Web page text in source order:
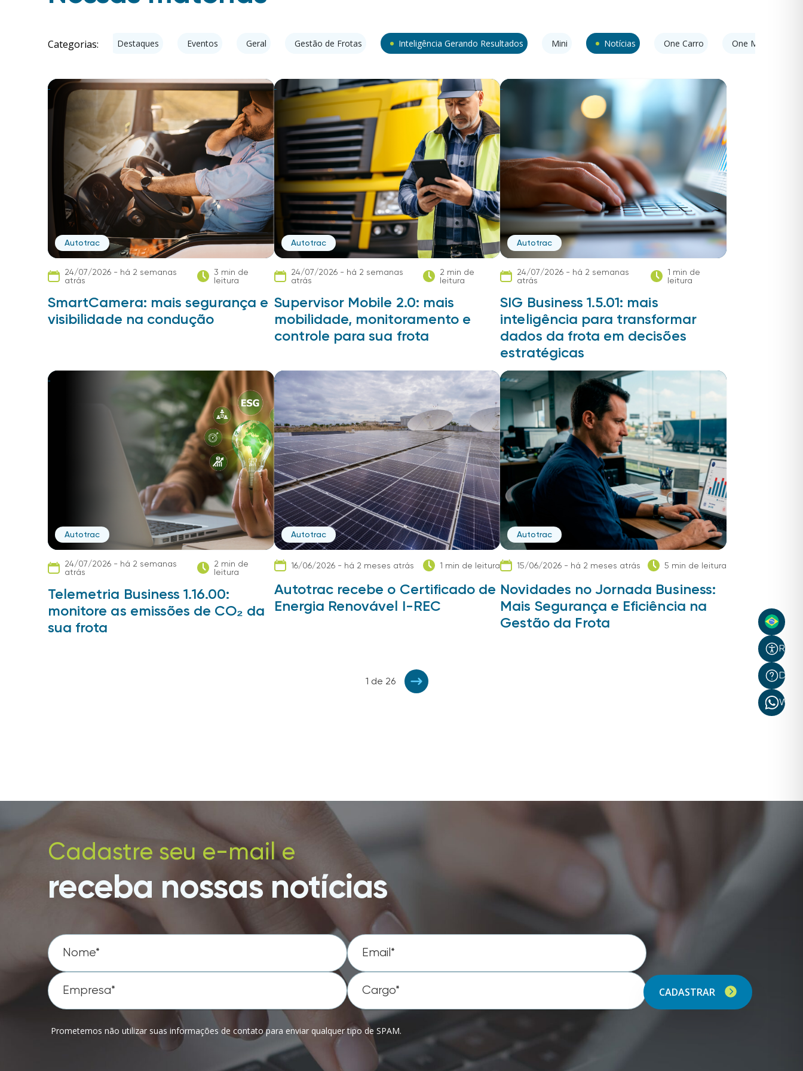
Categorias:
Cyberfleet Destaques Eventos Geral Gestão de Frotas Inteligência Gerando Resultados Mini Notícias One Carro One Moto
Autotrac
24/07/2026 - há 2 semanas
atrás
3 min de
leitura
SmartCamera: mais segurança e
visibilidade na condução
Autotrac
24/07/2026 - há 2 semanas
atrás
2 min de
leitura
Supervisor Mobile 2.0: mais
mobilidade, monitoramento e
controle para sua frota
Autotrac
24/07/2026 - há 2 semanas
atrás
1 min de
leitura
SIG Business 1.5.01: mais
inteligência para transformar
dados da frota em decisões
estratégicas
Autotrac
24/07/2026 - há 2 semanas
atrás
2 min de
leitura
Telemetria Business 1.16.00:
monitore as emissões de CO₂ da
sua frota
Autotrac
16/06/2026 - há 2 meses atrás 1 min de leitura
Autotrac recebe o Certificado de
Energia Renovável I-REC
Autotrac
15/06/2026 - há 2 meses atrás 5 min de leitura
Novidades no Jornada Business:
Mais Segurança e Eficiência na
Gestão da Frota
1 de 26
Cadastre seu e-mail e
receba nossas notícias
CADASTRAR
Prometemos não utilizar suas informações de contato para enviar qualquer tipo de SPAM.